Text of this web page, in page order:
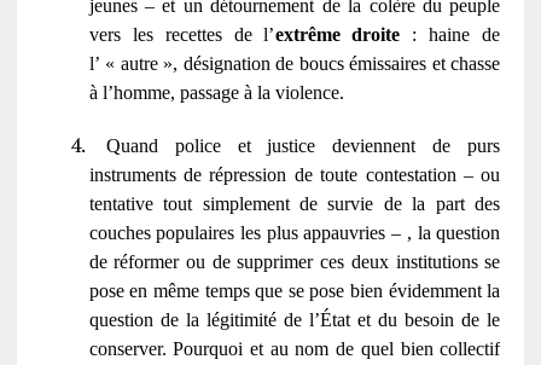
jeunes – et un détournement de la colère du peuple
vers les recettes de l’extrême droite : haine de
l’ « autre », désignation de boucs émissaires et chasse
à l’homme, passage à la violence.
Quand police et justice deviennent de purs
instruments de répression de toute contestation – ou
tentative tout simplement de survie de la part des
couches populaires les plus appauvries – , la question
de réformer ou de supprimer ces deux institutions se
pose en même temps que se pose bien évidemment la
question de la légitimité de l’État et du besoin de le
conserver. Pourquoi et au nom de quel bien collectif